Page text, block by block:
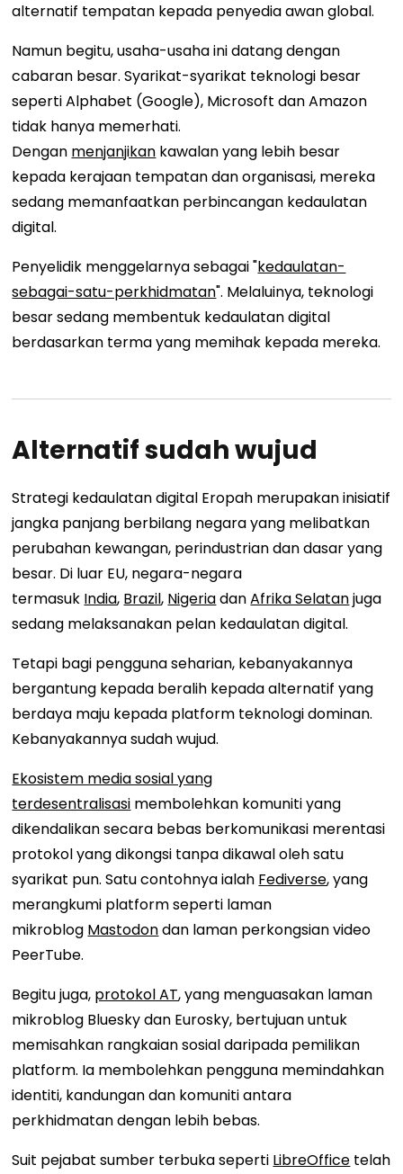
alternatif tempatan kepada penyedia awan global.
Namun begitu, usaha-usaha ini datang dengan
cabaran besar. Syarikat-syarikat teknologi besar
seperti Alphabet (Google), Microsoft dan Amazon
tidak hanya memerhati.
Dengan menjanjikan kawalan yang lebih besar
kepada kerajaan tempatan dan organisasi, mereka
sedang memanfaatkan perbincangan kedaulatan
digital.
Penyelidik menggelarnya sebagai "kedaulatan-
sebagai-satu-perkhidmatan". Melaluinya, teknologi
besar sedang membentuk kedaulatan digital
berdasarkan terma yang memihak kepada mereka.
Alternatif sudah wujud
Strategi kedaulatan digital Eropah merupakan inisiatif
jangka panjang berbilang negara yang melibatkan
perubahan kewangan, perindustrian dan dasar yang
besar. Di luar EU, negara-negara
termasuk India, Brazil, NigeriadanAfrika Selatanjuga
sedang melaksanakan pelan kedaulatan digital.
Tetapi bagi pengguna seharian, kebanyakannya
bergantung kepada beralih kepada alternatif yang
berdaya maju kepada platform teknologi dominan.
Kebanyakannya sudah wujud.
Ekosistem media sosial yang
terdesentralisasi membolehkan komuniti yang
dikendalikan secara bebas berkomunikasi merentasi
protokol yang dikongsi tanpa dikawal oleh satu
syarikat pun. Satu contohnya ialah Fediverse, yang
merangkumi platform seperti laman
mikroblog Mastodondan laman perkongsian video
PeerTube.
Begitu juga, protokol AT, yang menguasakan laman
mikroblog Bluesky dan Eurosky, bertujuan untuk
memisahkan rangkaian sosial daripada pemilikan
platform. Ia membolehkan pengguna memindahkan
identiti, kandungan dan komuniti antara
perkhidmatan dengan lebih bebas.
Suit pejabat sumber terbuka seperti LibreOffice telah